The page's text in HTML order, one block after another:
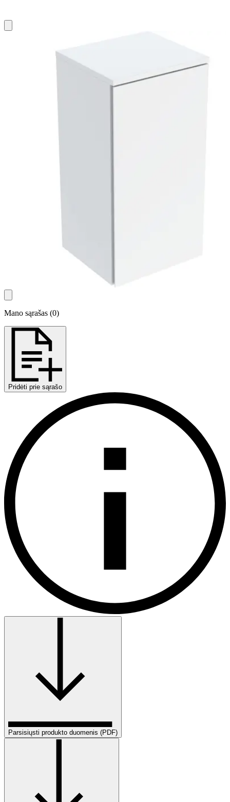
Mano sąrašas (0)
Pridėti prie sąrašo
Parsisiųsti produkto duomenis (PDF)